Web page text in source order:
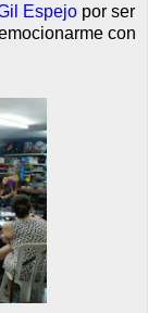
Espejo por ser
con